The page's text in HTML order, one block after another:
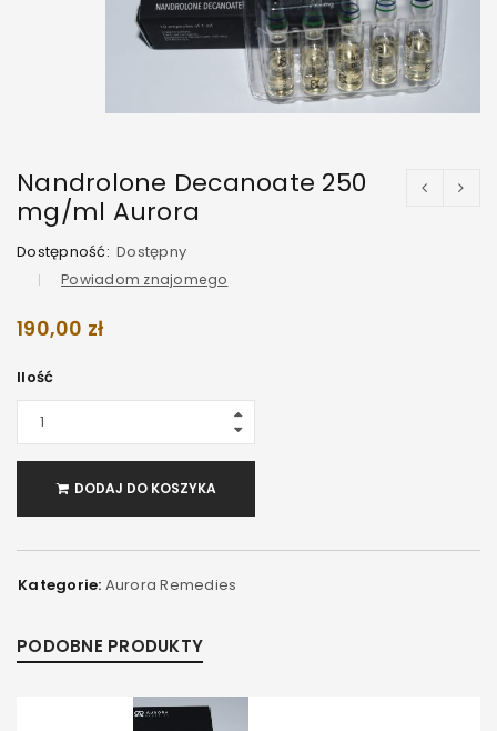
Nandrolone Decanoate 250
mg/ml Aurora
Dostępność: Dostępny
Powiadom znajomego
190,00 zł
Ilość
DODAJ DO KOSZYKA
Kategorie: Aurora Remedies
PODOBNE PRODUKTY